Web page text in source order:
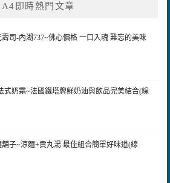
即時熱門文章
壽司-內湖737~佛心價格 一口入魂 難忘的美味
式奶霜~法國鐵塔牌鮮奶油與飲品完美結合(線
子~涼麵+貢丸湯 最佳組合簡單好味道(線